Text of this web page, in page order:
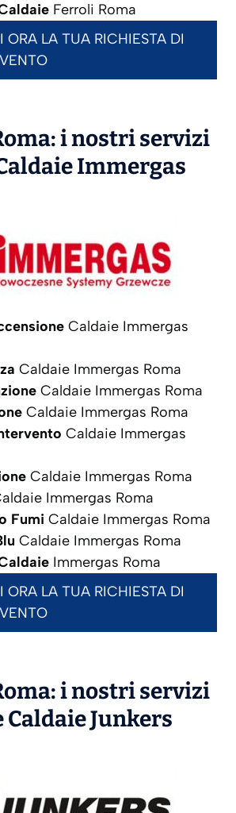
Ferroli Roma
ORA LA TUA RICHIESTA DI
i nostri servizi
Immergas
Caldaie Immergas
Caldaie Immergas Roma
Caldaie Immergas Roma
Caldaie Immergas Roma
Caldaie Immergas
Caldaie Immergas Roma
Immergas Roma
Fumi Caldaie Immergas Roma
Caldaie Immergas Roma
Immergas Roma
ORA LA TUA RICHIESTA DI
i nostri servizi
CaldaieJunkers